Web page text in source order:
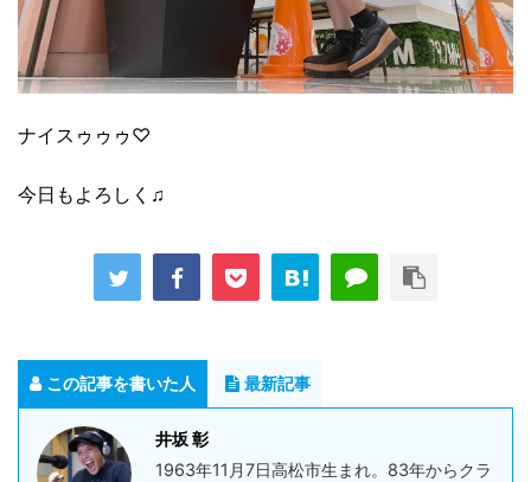
ナイスゥゥゥ♡
今日もよろしく♫
この記事を書いた人 最新記事
井坂 彰
1963年11月7日高松市生まれ。83年からクラ